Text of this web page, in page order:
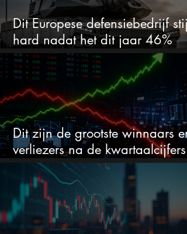
Dit Europese defensiebedrijf
hard nadat het dit jaar 46%
daalde: mooie koopkans?
Dit zijn de grootste winnaars en
verliezers na de kwartaalcijfers
(2 springen eruit)